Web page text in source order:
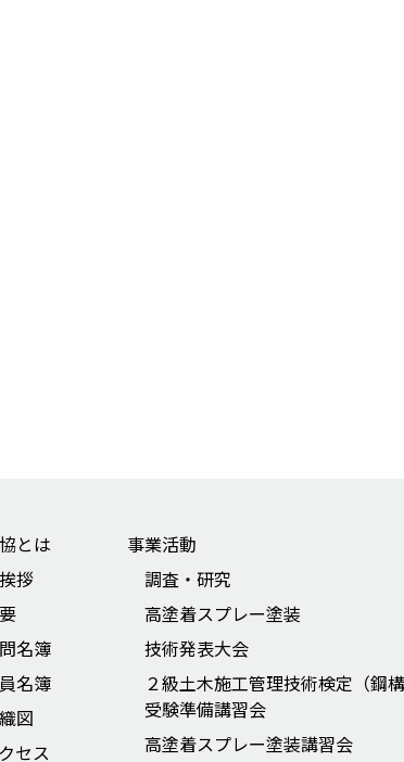
とは
拶
名簿
名簿
図
セス
事業活動
調査・研究
高塗着スプレー塗装
技術発表大会
２級土木施工管理技術検定（鋼構
受験準備講習会
高塗着スプレー塗装講習会